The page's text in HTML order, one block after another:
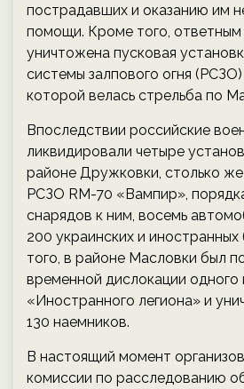
пострадавших и оказанию им
помощи. Кроме того, ответным
уничтожена пусковая
системы залпового огня (РСЗО)
которой велась стрельба по
Впоследствии российские
ликвидировали четыре
районе Дружковки, столько
РСЗО RM-70 «Вампир»,
снарядов к ним, восемь
200 украинских и
того, в районе Масловки был
временной дислокации одного
«Иностранного легиона» и
130 наемников.
В настоящий момент
комиссии по расследованию